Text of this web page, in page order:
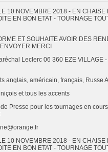
10 NOVEMBRE 2018 - EN CHAISE
EN BON ETAT - TOURNAGE
ET SOUHAITE AVOIR DES
MERCI
Leclerc 06 360 EZE VILLAGE
anglais, américain, français, Russe
et tous les accents
Presse pour les tournages en
10 NOVEMBRE 2018 - EN CHAISE
EN BON ETAT - TOURNAGE